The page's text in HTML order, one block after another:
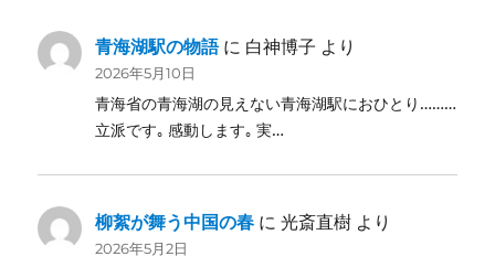
青海湖駅の物語に 白神博子 より
2026年5月10日
青海省の青海湖の見えない青海湖駅におひとり………
立派です｡ 感動します｡ 実…
柳絮が舞う中国の春 に光斎直樹 より
2026年5月2日